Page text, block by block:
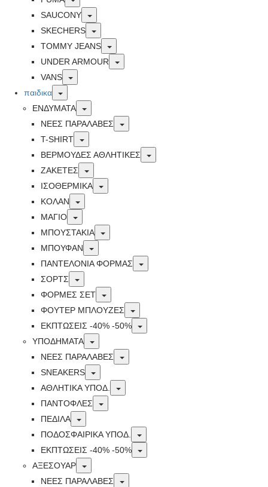
SAUCONY
Toggle
SKECHERS
Toggle
TOMMY JEANS
Toggle
UNDER ARMOUR
Toggle
VANS
Toggle
παιδικα
Toggle
ΕΝΔΥΜΑΤΑ
Toggle
ΝΕΕΣ ΠΑΡΑΛΑΒΕΣ
Toggle
T-SHIRT
Toggle
ΒΕΡΜΟΥΔΕΣ ΑΘΛΗΤΙΚΕΣ
Toggle
ΖΑΚΕΤΕΣ
Toggle
ΙΣΟΘΕΡΜΙΚΑ
Toggle
ΚΟΛΑΝ
Toggle
ΜΑΓΙΟ
Toggle
ΜΠΟΥΣΤΑΚΙΑ
Toggle
ΜΠΟΥΦΑΝ
Toggle
ΠΑΝΤΕΛΟΝΙΑ ΦΟΡΜΑΣ
Toggle
ΣΟΡΤΣ
Toggle
ΦΟΡΜΕΣ ΣΕΤ
Toggle
ΦΟΥΤΕΡ ΜΠΛΟΥΖΕΣ
Toggle
ΕΚΠΤΏΣΕΙΣ -40% -50%
Toggle
ΥΠΟΔΗΜΑΤΑ
Toggle
ΝΕΕΣ ΠΑΡΑΛΑΒΕΣ
Toggle
SNEAKERS
Toggle
ΑΘΛΗΤΙΚΑ ΥΠΟΔ.
Toggle
ΠΑΝΤΟΦΛΕΣ
Toggle
ΠΕΔΙΛΑ
Toggle
ΠΟΔΟΣΦΑΙΡΙΚΑ ΥΠΟΔ.
Toggle
ΕΚΠΤΏΣΕΙΣ -40% -50%
Toggle
ΑΞΕΣΟΥΑΡ
Toggle
ΝΕΕΣ ΠΑΡΑΛΑΒΕΣ
Toggle